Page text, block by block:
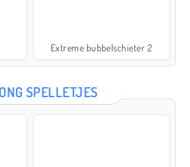
Extreme bubbelschieter 2
SPELLETJES